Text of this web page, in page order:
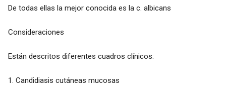
De todas ellas la mejor conocida es la c. albicans
Consideraciones
Están descritos diferentes cuadros clínicos:
1. Candidiasis cutáneas mucosas